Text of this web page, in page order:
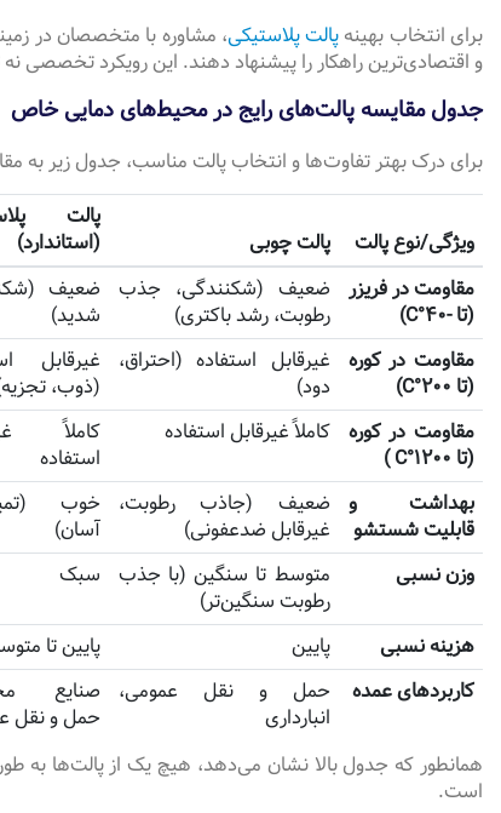
برای انتخاب بهینهپالت پلاستیکی، مشاوره با متخصصان در
و اقتصادی‌ترین راهکار را پیشنهاد دهند. این رویکرد تخصصی
جدول مقایسه پالت‌های رایج در محیط‌های دمایی خاص
برای درک بهتر تفاوت‌ها و انتخاب پالت مناسب، جدول زیر به
ویژگی/نوع پالت پالت چوبی
پالت
(استاندارد)
مقاومت در فریزر
(تا -۴۰°C)
ضعیف (شکنندگی، جذب
رطوبت، رشد باکتری)
ضعیف
شدید)
مقاومت در کوره
(تا ۲۰۰°C)
غیرقابل استفاده (احتراق،
دود)
غیرقابل
(ذوب،
مقاومت در کوره
(تا ۱۲۰۰°C )
کاملاً غیرقابل استفاده
کاملاً
استفاده
بهداشت و
قابلیت شستشو
ضعیف (جاذب رطوبت،
غیرقابل ضدعفونی)
خوب
آسان)
وزن نسبی
متوسط تا سنگین (با جذب
رطوبت سنگین‌تر)
سبک
هزینه نسبی پایین پایین تا
کاربردهای عمده
حمل و نقل عمومی،
انبارداری
صنایع
حمل و نقل
همانطور که جدول بالا نشان می‌دهد، هیچ یک از پالت‌ها به
است.